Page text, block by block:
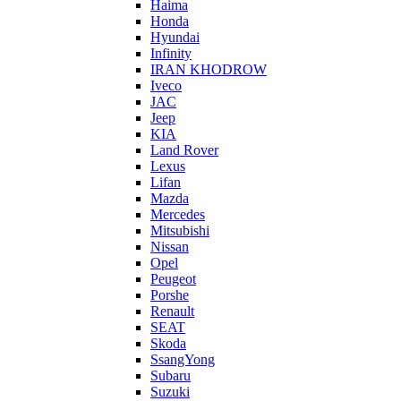
Haima
Honda
Hyundai
Infinity
IRAN KHODROW
Iveco
JAC
Jeep
KIA
Land Rover
Lexus
Lifan
Mazda
Mercedes
Mitsubishi
Nissan
Opel
Peugeot
Porshe
Renault
SEAT
Skoda
SsangYong
Subaru
Suzuki